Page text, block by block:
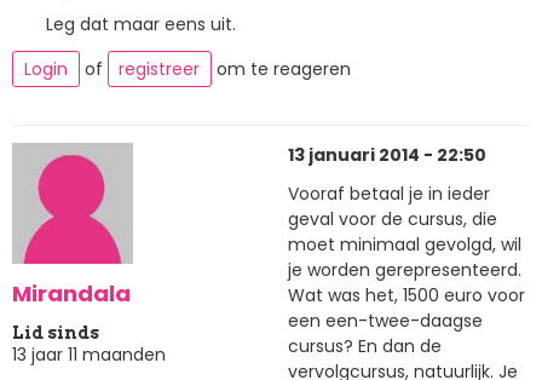
Leg dat maar eens uit.
Login
of registreer om te reageren
Mirandala
Lid sinds
13 jaar 11 maanden
13 januari 2014 - 22:50
Vooraf betaal je in ieder
geval voor de cursus, die
moet minimaal gevolgd, wil
je worden gerepresenteerd.
Wat was het, 1500 euro voor
een een-twee-daagse
cursus? En dan de
vervolgcursus, natuurlijk. Je